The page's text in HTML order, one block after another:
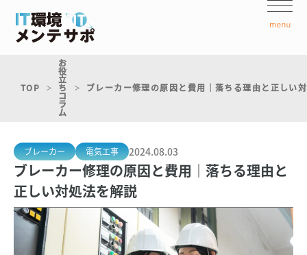
TOP
お
役
立
ち
コ
ラ
ム
ブレーカー修理の原因と費用｜落ちる理由と正しい
ブレーカー 電気工事 2024.08.03
ブレーカー修理の原因と費用｜落ちる理由と
正しい対処法を解説